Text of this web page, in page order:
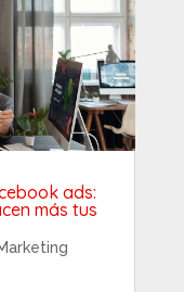
ads:
más tus